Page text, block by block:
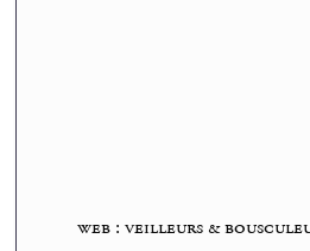
web : veilleurs &